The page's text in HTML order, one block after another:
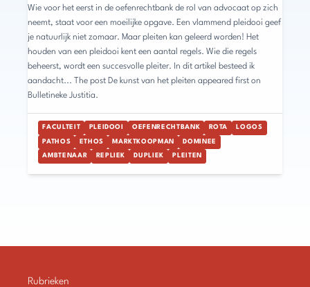
Wie voor het eerst in de oefenrechtbank de rol van advocaat op zich
neemt, staat voor een moeilijke opgave. Een vlammend pleidooi geef
je natuurlijk niet zomaar. Maar pleiten kan geleerd worden! Het
houden van een pleidooi kent een aantal regels. Wie die regels
beheerst, wordt een succesvolle pleiter. In dit artikel besteed ik
aandacht... The post De kunst van het pleiten appeared first on
Bulletineke Justitia.
FACULTEIT PLEIDOOI OEFENRECHTBANK ROTA LOGOS
PATHOS ETHOS MARKTKOOPMAN DOMINEE
AMBTENAAR REPLIEK DUPLIEK PLEITEN
Rubrieken